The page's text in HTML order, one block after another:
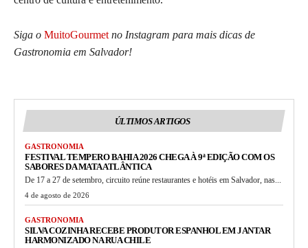
Siga o MuitoGourmetno Instagram para mais dicas de
Gastronomia em Salvador!
ÚLTIMOS ARTIGOS
GASTRONOMIA
FESTIVAL TEMPERO BAHIA 2026 CHEGA À 9ª EDIÇÃO COM OS
SABORES DA MATA ATLÂNTICA
De 17 a 27 de setembro, circuito reúne restaurantes e hotéis em Salvador, nas...
4 de agosto de 2026
GASTRONOMIA
SILVA COZINHA RECEBE PRODUTOR ESPANHOL EM JANTAR
HARMONIZADO NA RUA CHILE